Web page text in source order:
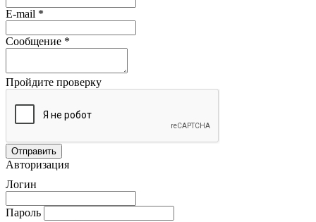
E-mail *
Сообщение *
Пройдите проверку
Авторизация
Логин
Пароль